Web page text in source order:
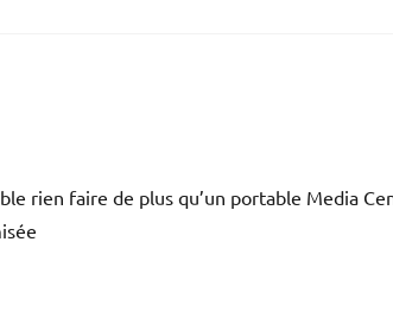
rien faire de plus qu’un portable Media